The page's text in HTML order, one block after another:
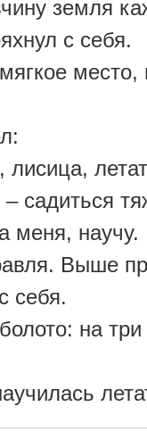
земля
с себя.
место,
садиться
меня, научу.
Выше
себя.
на